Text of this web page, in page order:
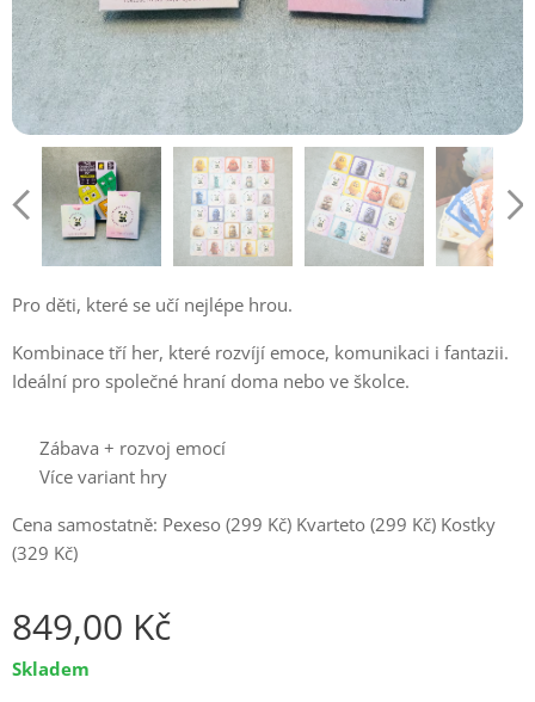
Pro děti, které se učí nejlépe hrou.
Kombinace tří her, které rozvíjí emoce, komunikaci i fantazii.
Ideální pro společné hraní doma nebo ve školce.
➡️ Zábava + rozvoj emocí
➡️ Více variant hry
Cena samostatně: Pexeso (299 Kč) Kvarteto (299 Kč) Kostky
(329 Kč)
849,00 Kč
Skladem